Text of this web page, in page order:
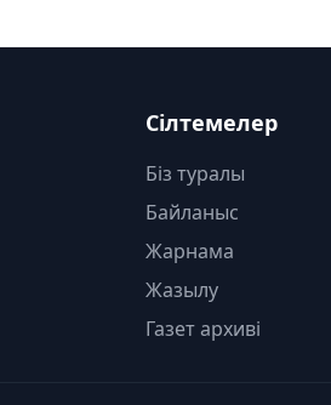
Сілтемелер
Біз туралы
Байланыс
Жарнама
Жазылу
Газет архиві